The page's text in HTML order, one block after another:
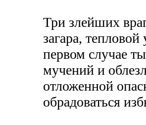
Три злейших
загара,
первом случае
мучений и
отложенной
обрадоваться